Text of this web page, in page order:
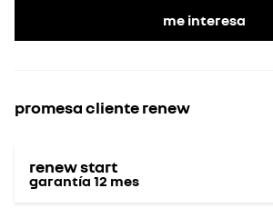
me interesa
promesa cliente renew
renew start
garantía 12 mes